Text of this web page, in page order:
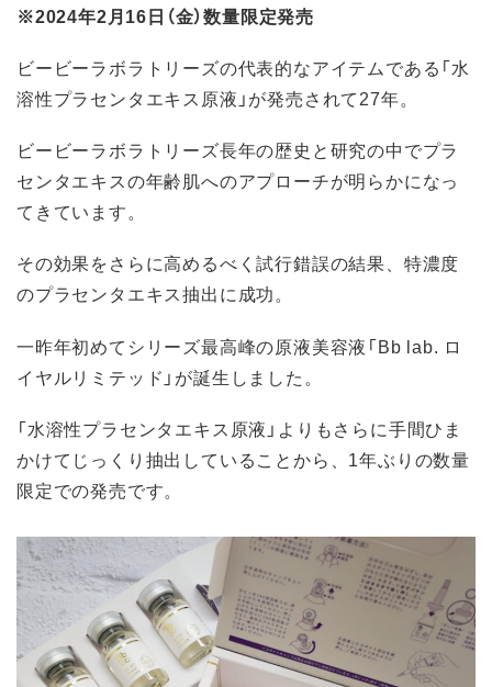
※2024年2月16日（金）数量限定発売
ビービーラボラトリーズの代表的なアイテムである「水
溶性プラセンタエキス原液」が発売されて27年。
ビービーラボラトリーズ長年の歴史と研究の中でプラ
センタエキスの年齢肌へのアプローチが明らかになっ
てきています。
その効果をさらに高めるべく試行錯誤の結果、特濃度
のプラセンタエキス抽出に成功。
一昨年初めてシリーズ最高峰の原液美容液「Bb lab. ロ
イヤルリミテッド」が誕生しました。
「水溶性プラセンタエキス原液」よりもさらに手間ひま
かけてじっくり抽出していることから、1年ぶりの数量
限定での発売です。